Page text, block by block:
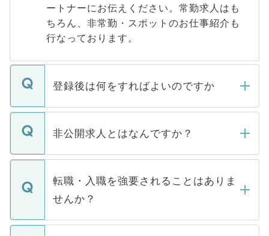
ートナーにお伝えください。常勤求人はも
ちろん、非常勤・スポットのお仕事紹介も
行なっております。
登録後は何をすればよいのですか
ご登録いただきましたら、弊社担当者がご
登録内容を確認し、その後メールもしくは
ます。通常、5営業日以内にはご連絡をせて
いただきますので、しばらくお待ちくださ
非公開求人とはなんですか？
マイナビDOCTORで取り扱っている求人の
うち約3割は、Webサイトからご覧いただ
けない「非公開求人」です。非公開求人は
下記の理由によって、一般には公開してい
ません。
転職・入職を強要されることはありま
せんか？
転職・入職を強要することは一切ありませ